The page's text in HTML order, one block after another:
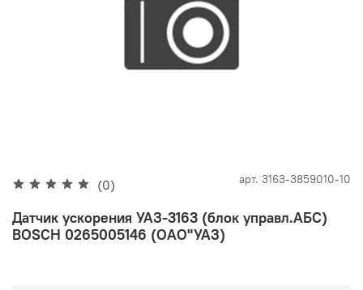
(0) арт. 3163-3859010-10
Датчик ускорения УАЗ-3163 (блок управл.АБС)
BOSCH 0265005146 (ОАО"УАЗ)